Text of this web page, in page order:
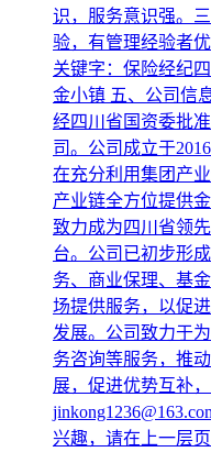
识，服务意识强。
验，有管理经验者
关键字：保险经纪
金小镇 五、公司信
经四川省国资委批
司。公司成立于
在充分利用集团产
产业链全方位提供
致力成为四川省领
台。公司已初步形
务、商业保理、基
场提供服务，以促
发展。公司致力于
务咨询等服务，推
展，促进优势互补
兴趣，请在上一层